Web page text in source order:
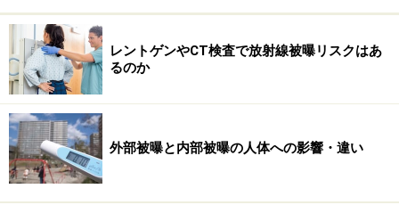
レントゲンやCT検査で放射線被曝リスクはあ
るのか
外部被曝と内部被曝の人体への影響・違い